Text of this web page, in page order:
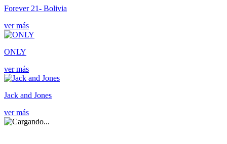
Forever 21- Bolivia
ver más
ONLY
ver más
Jack and Jones
ver más